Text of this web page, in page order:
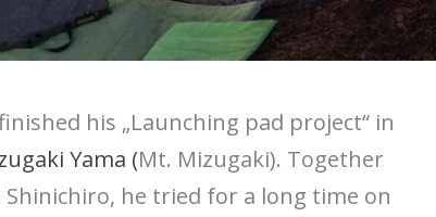
his „Launching pad project“ in
Yama (Mt. Mizugaki). Together
he tried for a long time on